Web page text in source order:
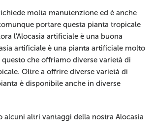
molta manutenzione ed è anche
portare questa pianta tropicale
l'Alocasia artificiale è una buona
artificiale è una pianta artificiale molto
che offriamo diverse varietà di
Oltre a offrire diverse varietà di
è disponibile anche in diverse
alcuni altri vantaggi della nostra Alocasia